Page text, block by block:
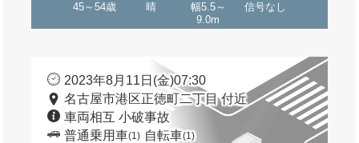
45～54歳 晴
幅5.5～
9.0m
信号なし
2023年8月11日(金)07:30
名古屋市港区正徳町二丁目 付近
車両相互 小破事故
普通乗用車(1) 自転車(1)